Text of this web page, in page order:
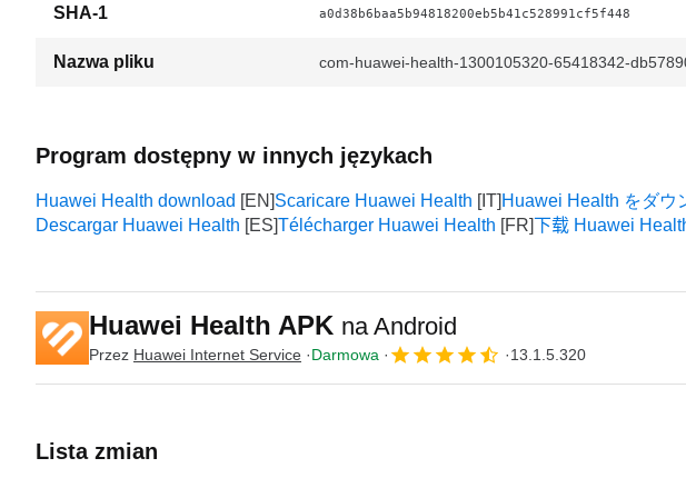
SHA-1 a0d38b6baa5b94818200eb5b41c528991cf5f448
Nazwa pliku com-huawei-health-1300105320-65418342-
Program dostępny w innych językach
Huawei Health download Scaricare Huawei Health Huawei Health をダウ
Descargar Huawei Health
Télécharger Huawei Health 下载 Huawei
Huawei Health APK na Android
Przez Huawei Internet Service Darmowa 13.1.5.320
Lista zmian